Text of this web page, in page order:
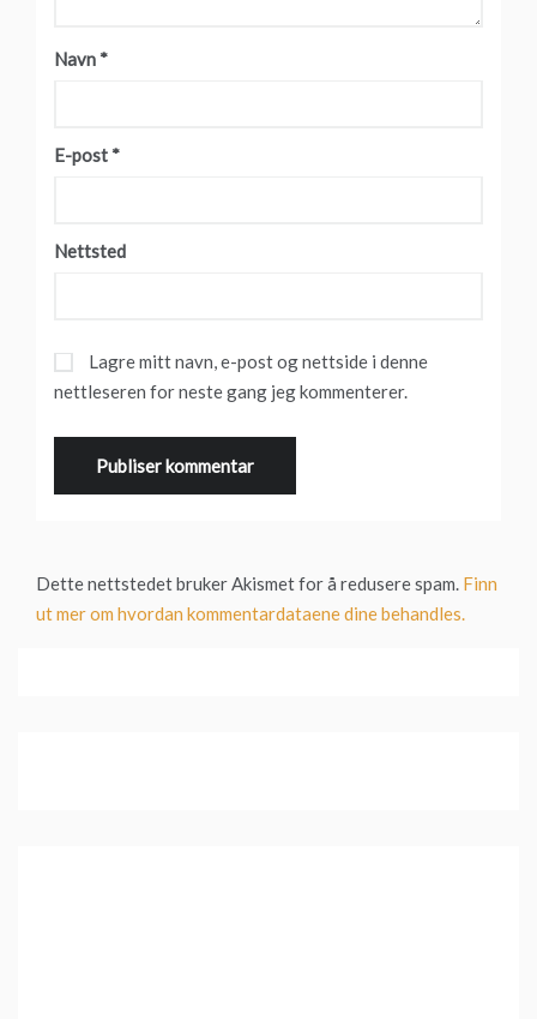
Navn *
E-post *
Nettsted
Lagre mitt navn, e-post og nettside i denne
nettleseren for neste gang jeg kommenterer.
Dette nettstedet bruker Akismet for å redusere spam. Finn
ut mer om hvordan kommentardataene dine behandles.